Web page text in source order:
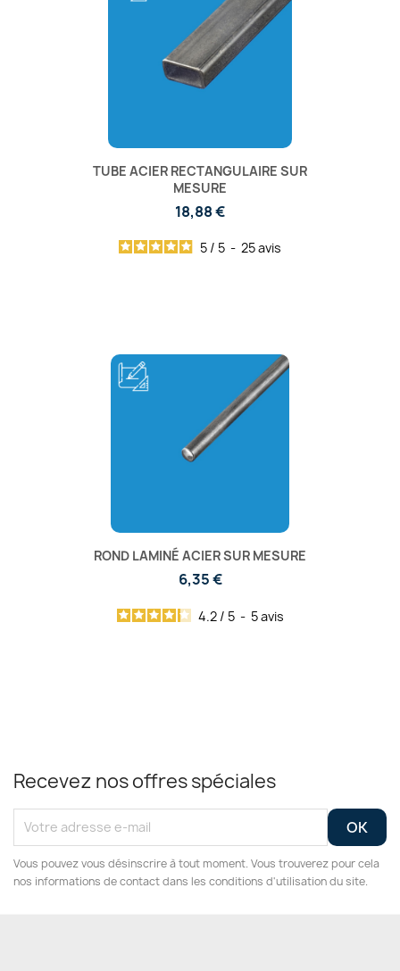
TUBE ACIER RECTANGULAIRE SUR
MESURE
18,88 €
5 / 5 - 25avis
ROND LAMINÉ ACIER SUR MESURE
6,35 €
4.2 / 5 - 5avis
Recevez nos offres spéciales
Vous pouvez vous désinscrire à tout moment. Vous trouverez pour cela
nos informations de contact dans les conditions d'utilisation du site.